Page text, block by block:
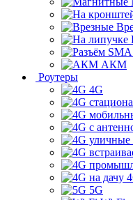
АКМ
Роутеры
4G
5G